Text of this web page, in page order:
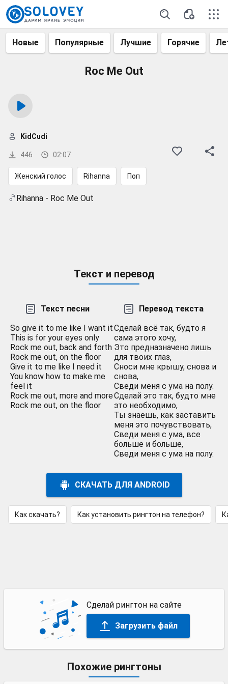
Новые Популярные Лучшие Горячие
Roc Me Out
446 02:07
KidCudi
Женский голос Rihanna Поп
Rihanna - Roc Me Out
Текст и перевод
Текст песни
Перевод текста
So give it to me like I want it
This is for your eyes only
Rock me out, back and forth
Rock me out, on the floor
Give it to me like I need it
You know how to make me
feel it
Rock me out, more and more
Rock me out, on the floor
Сделай всё так, будто я
сама этого хочу,
Это предназначено лишь
для твоих глаз,
Сноси мне крышу, снова и
снова,
Сведи меня с ума на полу.
Сделай это так, будто мне
это необходимо,
Ты знаешь, как заставить
меня это почувствовать,
Сведи меня с ума, все
больше и больше,
Сведи меня с ума на полу.
СКАЧАТЬ ДЛЯ ANDROID
Как скачать? Как установить рингтон на телефон?
Сделай рингтон на сайте
Загрузить файл
Похожие рингтоны